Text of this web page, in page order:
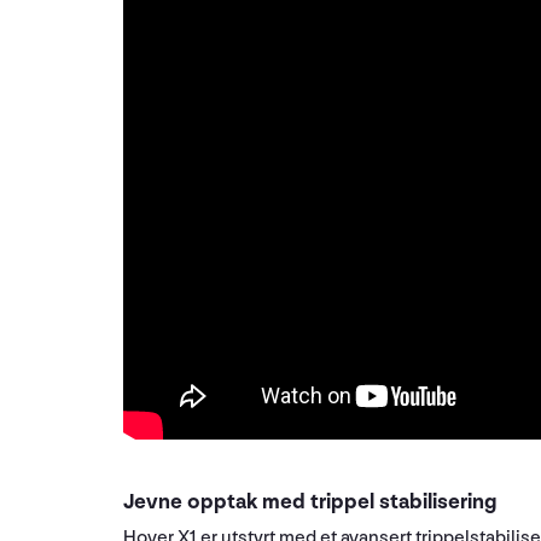
Jevne opptak med trippel stabilisering